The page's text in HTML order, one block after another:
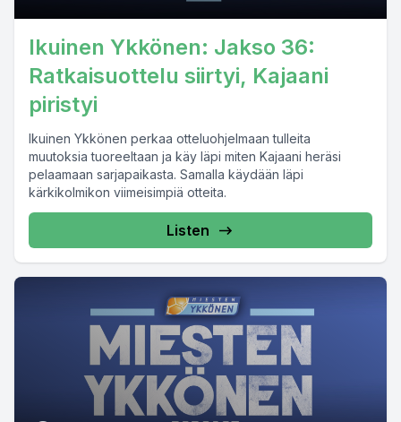
Ikuinen Ykkönen: Jakso 36:
Ratkaisuottelu siirtyi, Kajaani
piristyi
Ikuinen Ykkönen perkaa otteluohjelmaan tulleita
muutoksia tuoreeltaan ja käy läpi miten Kajaani heräsi
pelaamaan sarjapaikasta. Samalla käydään läpi
kärkikolmikon viimeisimpiä otteita.
Listen